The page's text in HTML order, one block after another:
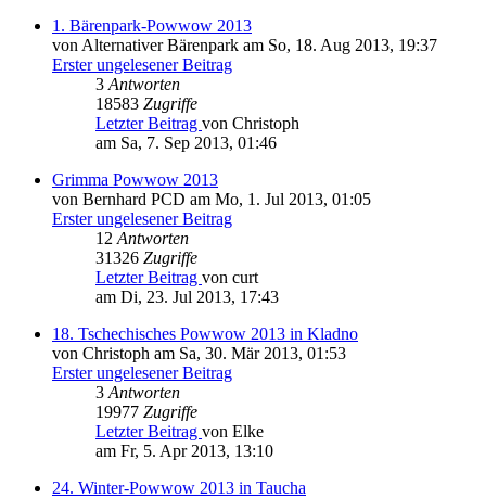
1. Bärenpark-Powwow 2013
von Alternativer Bärenpark am So, 18. Aug 2013, 19:37
Erster ungelesener Beitrag
3 Antworten
18583 Zugriffe
Letzter Beitrag von Christoph
am Sa, 7. Sep 2013, 01:46
Grimma Powwow 2013
von Bernhard PCD am Mo, 1. Jul 2013, 01:05
Erster ungelesener Beitrag
12 Antworten
31326 Zugriffe
Letzter Beitrag von curt
am Di, 23. Jul 2013, 17:43
18. Tschechisches Powwow 2013 in Kladno
von Christoph am Sa, 30. Mär 2013, 01:53
Erster ungelesener Beitrag
3 Antworten
19977 Zugriffe
Letzter Beitrag von Elke
am Fr, 5. Apr 2013, 13:10
24. Winter-Powwow 2013 in Taucha